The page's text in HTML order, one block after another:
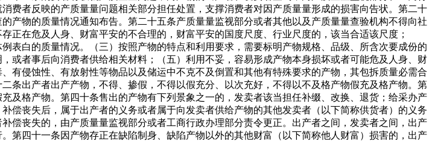
费者反映的产质量量问题相关部分担任处置，支撑消费者对因产质量量形成的损害向告状。第二十
产物的质量情况通知布告。第二十五条产质量量监视部分或者其他以及产质量量查验机构不得向社
在危及人身、财富平安的不合理的，财富平安的国度尺度、行业尺度的，该当合适该尺度；
表白的质量情况。（三）按照产物的特点和利用要求，需要标明产物规格、品级、所含次要成份的
或者事后向消费者供给相关材料；（五）利用不妥，容易形成产物本身损坏或者可能危及人身、财
有侵蚀性、有放射性等物品以及储运中不克不及倒置和其他有特殊要求的产物，其包拆质量必需合
条出产者出产产物，不得、掺假，不得以假充分、以次充好，不得以不及格产物假充及格产物。第
及格产物。第四十条售出的产物有下列景象之一的，发卖者该当担任补缀、改换、退货；给采办产
偿丧失后，属于出产者的义务或者属于向发卖者供给产物的其他发卖者（以下简称供货者）的义务
偿丧失的，由产质量量监视部分或者工商行政办理部分责令更正。出产者之间，发卖者之间，出产
第四十一条因产物存正在缺陷制身、缺陷产物以外的其他财富（以下简称他人财富）损害的，出产